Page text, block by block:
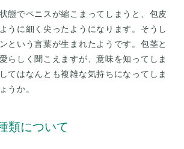
態でペニスが縮こまってしまうと、包皮
うに細く尖ったようになります。そうし
という言葉が生まれたようです。包茎と
らしく聞こえますが、意味を知ってしま
てはなんとも複雑な気持ちになってしま
類について